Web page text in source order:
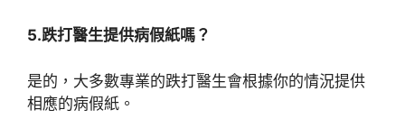
5.跌打醫生提供病假紙嗎？
是的，大多數專業的跌打醫生會根據你的情況提供
相應的病假紙。